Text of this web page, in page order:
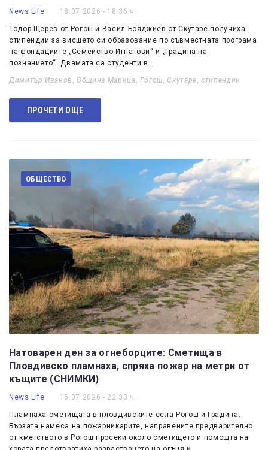
News Life 18.07.2026 - 18:36 ч.
Тодор Щерев от Рогош и Васил Бояджиев от Скутаре получиха
стипендии за висшето си образование по съвместната програма
на фондациите „Семейство Игнатови“ и „Градина на
познанието“. Двамата са студенти в…
Димитър Иванов , Община Марица, Рогош, Скутаре,стипендии
ПРОЧЕТИ ОЩЕ
ОБЩЕСТВО
Натоварен ден за огнеборците: Сметища в
Пловдивско пламнаха, спряха пожар на метри от
къщите (СНИМКИ)
News Life 15.07.2026 - 22:33 ч.
Пламнаха сметищата в пловдивските села Рогош и Градина.
Бързата намеса на пожарникарите, направените предварително
от кметството в Рогош просеки около сметището и помощта на